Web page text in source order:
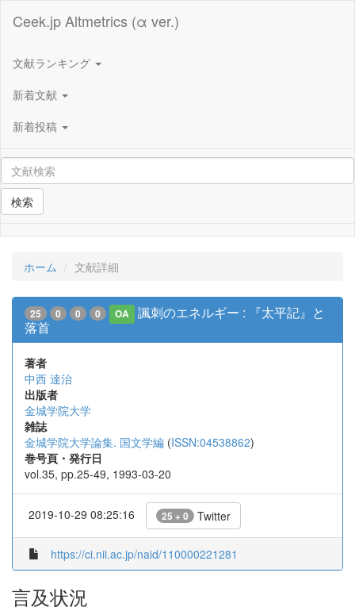
Ceek.jp Altmetrics (α ver.)
文献ランキング
新着文献
新着投稿
検索
ホーム 文献詳細
25 0 0 0 OA
諷刺のエネルギー : 『太平記』と
落首
著者
中西 達治
出版者
金城学院大学
雑誌
金城学院大学論集. 国文学編 (ISSN:04538862)
巻号頁・発行日
vol.35, pp.25-49, 1993-03-20
2019-10-29 08:25:16 25 + 0 Twitter
https://ci.nii.ac.jp/naid/110000221281
言及状況